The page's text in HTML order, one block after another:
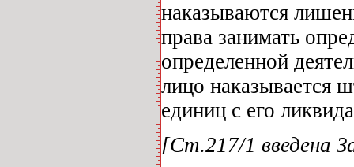
наказываются
права занимать
определенной
лицо наказывается
единиц с его
[Ст.217/1 введена